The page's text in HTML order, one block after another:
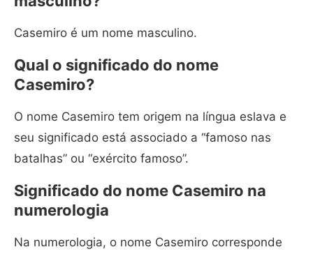
Casemiro é um nome masculino.
Qual o significado do nome
Casemiro?
O nome Casemiro tem origem na língua eslava e
seu significado está associado a “famoso nas
batalhas” ou “exército famoso”.
Significado do nome Casemiro na
numerologia
Na numerologia, o nome Casemiro corresponde